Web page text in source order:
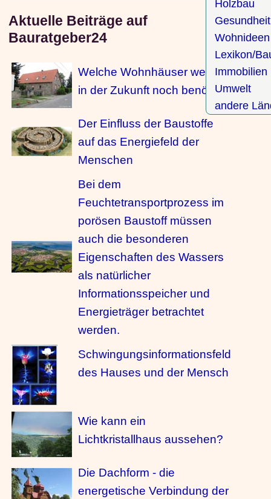
Aktuelle Beiträge auf
Bauratgeber24
Welche Wohnhäuser werden
in der Zukunft noch benötigt?
Der Einfluss der Baustoffe
auf das Energiefeld der
Menschen
Bei dem
Feuchtetransportprozess im
porösen Baustoff müssen
auch die besonderen
Eigenschaften des Wassers
als natürlicher
Informationsspeicher und
Energieträger betrachtet
werden.
Schwingungsinformationsfeld
des Hauses und der Mensch
Wie kann ein
Lichtkristallhaus aussehen?
Die Dachform - die
energetische Verbindung der
Holzbau
Gesundheit
Wohnideen
Lexikon/
Immobilien
Umwelt
andere